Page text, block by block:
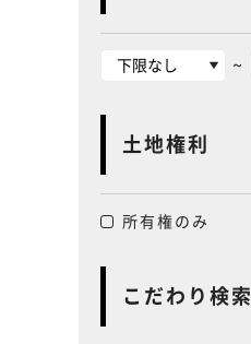
~
土地権利
所有権のみ
こだわり検索